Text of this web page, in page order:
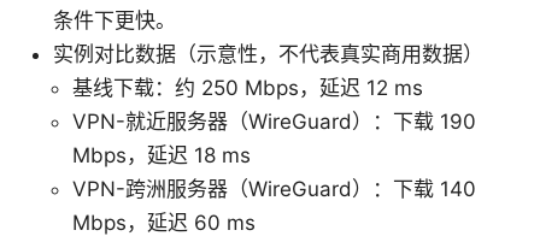
条件下更快。
实例对比数据（示意性，不代表真实商用数据）
基线下载：约 250 Mbps，延迟 12 ms
VPN-就近服务器（WireGuard）：下载 190
Mbps，延迟 18 ms
VPN-跨洲服务器（WireGuard）：下载 140
Mbps，延迟 60 ms